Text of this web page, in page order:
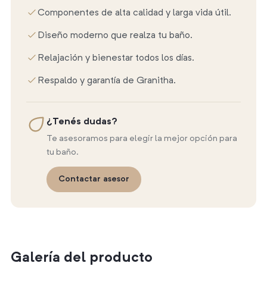
Componentes de alta calidad y larga vida útil.
Diseño moderno que realza tu baño.
Relajación y bienestar todos los días.
Respaldo y garantía de Granitha.
¿Tenés dudas?
Te asesoramos para elegir la mejor opción para
tu baño.
Contactar asesor
Galería del producto